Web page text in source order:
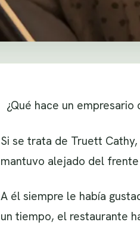
¿Qué hace un
Si se trata de Truett
mantuvo alejado del
A él siempre le había
un tiempo, el restaurante